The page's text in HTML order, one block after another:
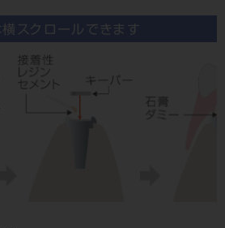
横スクロールできます